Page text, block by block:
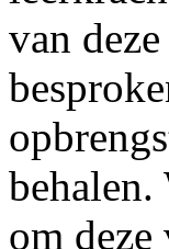
van
om